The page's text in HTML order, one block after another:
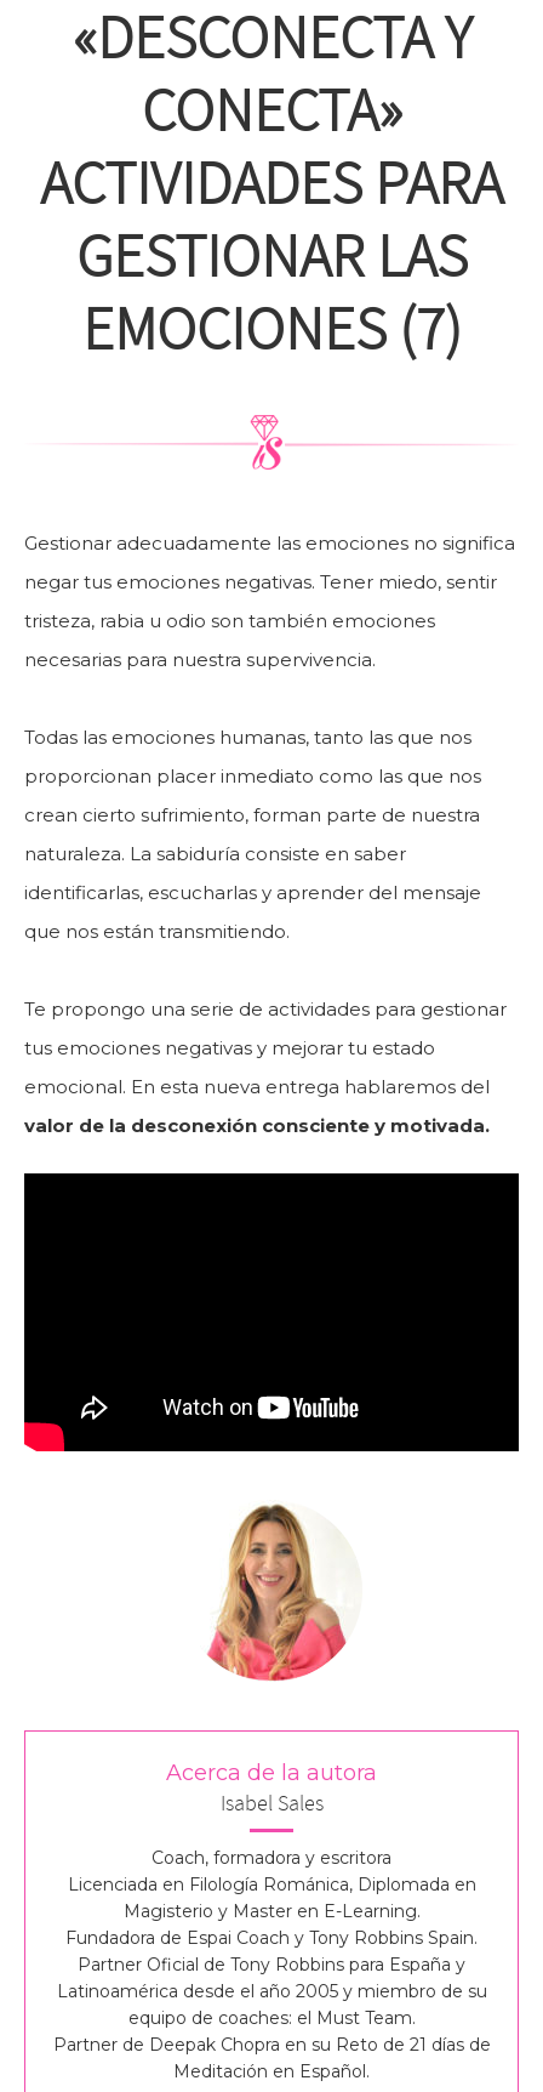
«DESCONECTA Y
CONECTA»
ACTIVIDADES PARA
GESTIONAR LAS
EMOCIONES (7)
Gestionar adecuadamente las emociones no significa
negar tus emociones negativas. Tener miedo, sentir
tristeza, rabia u odio son también emociones
necesarias para nuestra supervivencia.
Todas las emociones humanas, tanto las que nos
proporcionan placer inmediato como las que nos
crean cierto sufrimiento, forman parte de nuestra
naturaleza. La sabiduría consiste en saber
identificarlas, escucharlas y aprender del mensaje
que nos están transmitiendo.
Te propongo una serie de actividades para gestionar
tus emociones negativas y mejorar tu estado
emocional. En esta nueva entrega hablaremos del
valor de la desconexión consciente y motivada.
Acerca de la autora
Isabel Sales
Coach, formadora y escritora
Licenciada en Filología Románica, Diplomada en
Magisterio y Master en E-Learning.
Fundadora de Espai Coach y Tony Robbins Spain.
Partner Oficial de Tony Robbins para España y
Latinoamérica desde el año 2005 y miembro de su
equipo de coaches: el Must Team.
Partner de Deepak Chopra en su Reto de 21 días de
Meditación en Español.